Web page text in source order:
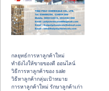
กลยุทธ์การหาลูกค้าใหม่
ทํายังไงให้ขายของดี ออนไลน์
วิธีการหาลูกค้าของ sale
วิธีหาลูกค้ากลุ่มเป้าหมาย
การหาลูกค้าใหม่ รักษาลูกค้าเก่า